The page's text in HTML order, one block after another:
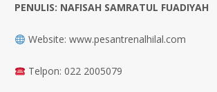
PENULIS: NAFISAH SAMRATUL FUADIYAH
Website: www.pesantrenalhilal.com
Telpon: 022 2005079